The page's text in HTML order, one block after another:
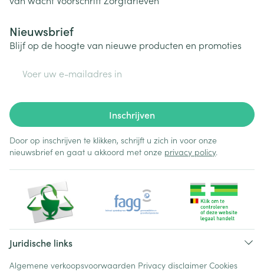
Nieuwsbrief
Blijf op de hoogte van nieuwe producten en promoties
Inschrijven
Door op inschrijven te klikken, schrijft u zich in voor onze
nieuwsbrief en gaat u akkoord met onze privacy policy.
Juridische links
Algemene verkoopsvoorwaarden Privacy disclaimer Cookies